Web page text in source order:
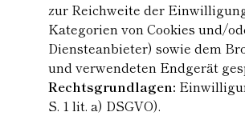
zur Reichweite der
Kategorien von Cookies und/
Diensteanbieter) sowie dem
und verwendeten Endgerät
Rechtsgrundlagen:
S. 1 lit. a) DSGVO).